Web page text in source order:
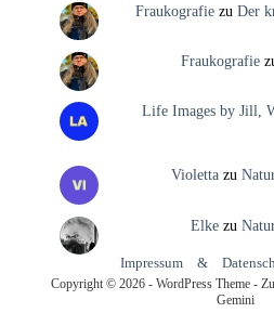
Fraukografiezu Der
Fraukografie
Life Images by Jill,
Violettazu
Elkezu
Impressum &
Copyright © 2026 - WordPress Theme -
Gemini